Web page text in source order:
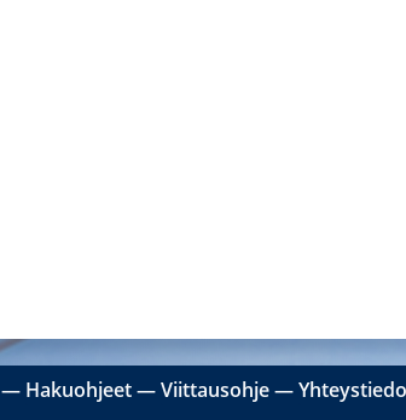
― Hakuohjeet―Viittausohje―